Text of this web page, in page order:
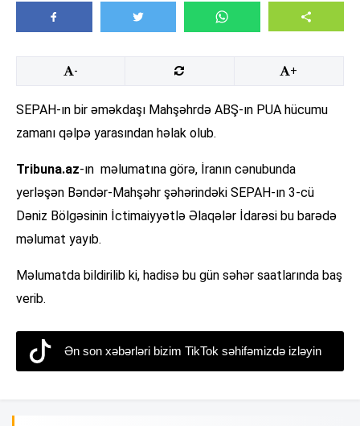
- +
SEPAH-ın bir əməkdaşı Mahşəhrdə ABŞ-ın PUA hücumu
zamanı qəlpə yarasından həlak olub.
Tribuna.az-ın məlumatına görə, İranın cənubunda
yerləşən Bəndər-Mahşəhr şəhərindəki SEPAH-ın 3-cü
Dəniz Bölgəsinin İctimaiyyətlə Əlaqələr İdarəsi bu barədə
məlumat yayıb.
Məlumatda bildirilib ki, hadisə bu gün səhər saatlarında baş
verib.
Ən son xəbərləri bizim TikTok səhifəmizdə izləyin